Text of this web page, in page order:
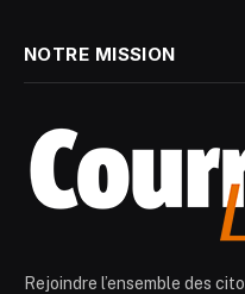
NOTRE MISSION
Rejoindre l’ensemble des